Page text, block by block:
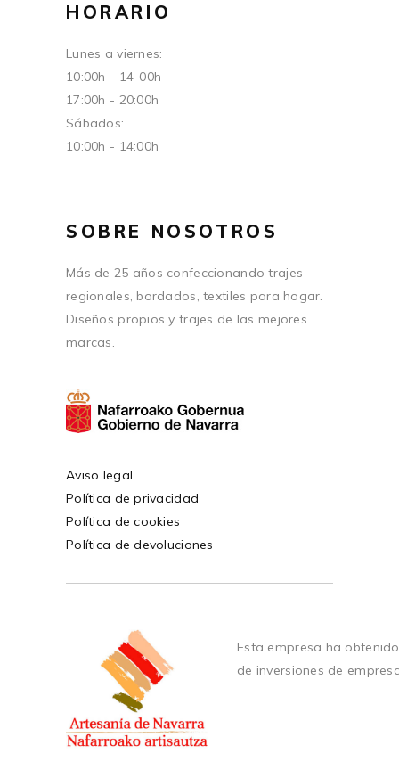
HORARIO
Lunes a viernes:
10:00h - 14-00h
17:00h - 20:00h
Sábados:
10:00h - 14:00h
SOBRE NOSOTROS
Más de 25 años confeccionando trajes
regionales, bordados, textiles para hogar.
Diseños propios y trajes de las mejores
marcas.
Aviso legal
Política de privacidad
Política de cookies
Política de devoluciones
Esta empresa ha
de inversiones de